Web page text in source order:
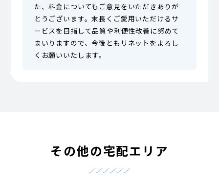
た、料金についてもご意見をいただきありが
とうございます。末長くご愛用いただけるサ
ービスを目指して品質や利便性改善に努めて
まいりますので、今後ともリネットをよろし
くお願いいたします。
その他の宅配エリア